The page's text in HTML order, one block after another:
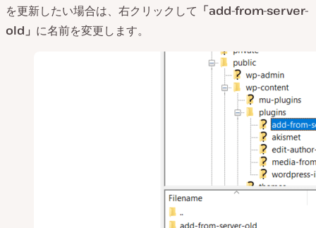
を更新したい場合は、右クリックして 「add-from-server-
old」 に名前を変更します。